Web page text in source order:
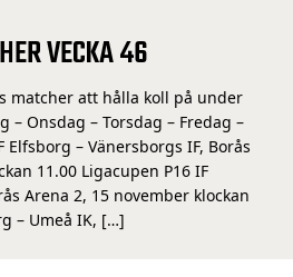
VECKA 46
matcher att hålla koll på under
– Onsdag – Torsdag – Fredag –
Elfsborg – Vänersborgs IF, Borås
11.00 Ligacupen P16 IF
Arena 2, 15 november klockan
– Umeå IK, […]